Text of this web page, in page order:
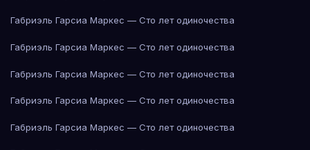
Габриэль Гарсиа Маркес — Сто лет одиночества
Габриэль Гарсиа Маркес — Сто лет одиночества
Габриэль Гарсиа Маркес — Сто лет одиночества
Габриэль Гарсиа Маркес — Сто лет одиночества
Габриэль Гарсиа Маркес — Сто лет одиночества